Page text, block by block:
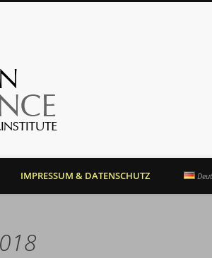
IMPRESSUM & DATENSCHUTZ